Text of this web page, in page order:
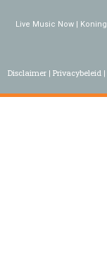
Live Music Now |
Disclaimer Privacybeleid